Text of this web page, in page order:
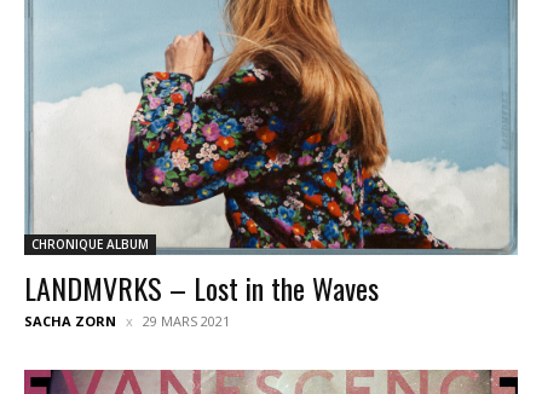
CHRONIQUE ALBUM
LANDMVRKS – Lost in the Waves
SACHA ZORN 29 MARS 2021